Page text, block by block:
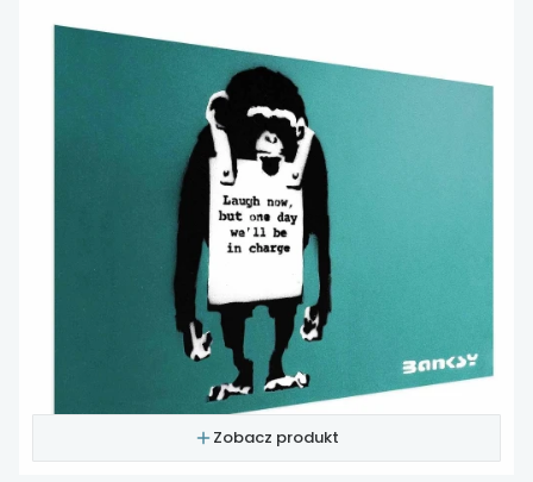
Zobacz produkt